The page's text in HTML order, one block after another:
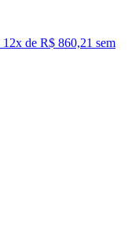
12x de R$ 860,21 sem